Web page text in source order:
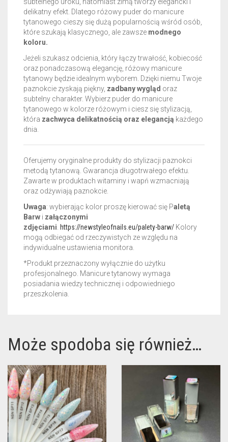
delikatny efekt. Dlatego różowy puder do manicure
tytanowego cieszy się dużą popularnością wśród osób,
które szukają klasycznego, ale zawsze modnego
koloru.
Jeżeli szukasz odcienia, który łączy trwałość, kobiecość
oraz ponadczasową elegancję, różowy manicure
tytanowy będzie idealnym wyborem. Dzięki niemu Twoje
paznokcie zyskają piękny, zadbany wygląd oraz
subtelny charakter. Wybierz puder do manicure
tytanowego w kolorze różowym i ciesz się stylizacją,
która zachwyca delikatnością oraz elegancją każdego
dnia.
Oferujemy oryginalne produkty do stylizacji paznokci
metodą tytanową. Gwarancja długotrwałego efektu.
Zawarte w produktach witaminy i wapń wzmacniają
oraz odżywiają paznokcie.
Uwaga: wybierając kolor proszę kierować się Paletą
Barw i załączonymi
zdjęciami https://newstyleofnails.eu/palety-barw/ Kolory
mogą odbiegać od rzeczywistych ze względu na
indywidualne ustawienia monitora.
*Produkt przeznaczony wyłącznie do użytku
profesjonalnego. Manicure tytanowy wymaga
posiadania wiedzy technicznej i odpowiedniego
przeszkolenia.
Może spodoba się również…